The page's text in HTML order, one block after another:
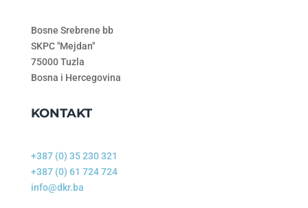
Bosne Srebrene bb
SKPC "Mejdan"
75000 Tuzla
Bosna i Hercegovina
KONTAKT
+387 (0) 35 230 321
+387 (0) 61 724 724
info@dkr.ba